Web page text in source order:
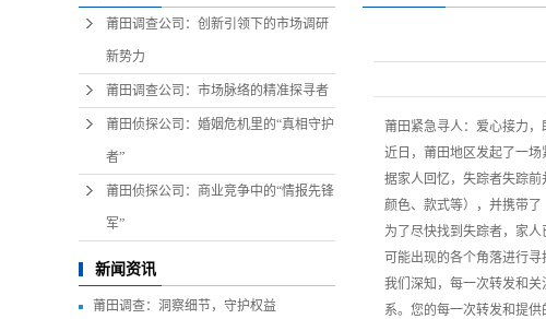
莆田调查公司：创新引领下的市场调研
新势力
莆田调查公司：市场脉络的精准探寻者
莆田侦探公司：婚姻危机里的“真相守护
者”
莆田侦探公司：商业竞争中的“情报先锋
军”
新闻资讯
莆田调查：洞察细节，守护权益
莆田紧急寻人：爱心接力
近日，莆田地区发起了一场
据家人回忆，失踪者失踪
颜色、款式等），并携带了
为了尽快找到失踪者，家
可能出现的各个角落进行寻
我们深知，每一次转发和
系。您的每一次转发和提供